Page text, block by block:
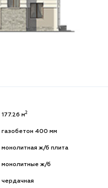
177.26 м2
газобетон 400 мм
монолитная ж/б плита
монолитные ж/б
чердачная